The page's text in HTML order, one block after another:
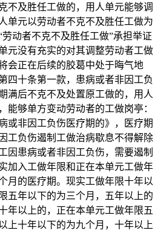
不及胜任工做的，用人单元能够调
单元以劳动者不克不及胜任工做为
动者不克不及胜任工做”承担举证
元没有充实的对其调整劳动者工做
会正在后续的胶葛中处于晦气地
四十条第一款，患病或者非因工负
满后不克不及处置原工做的，用人
能够单方变动劳动者的工做岗亭：
或非因工负伤医疗期的》，医疗期
工负伤遏制工做治病歇息不得解除
因患病或者非因工负伤，需要遏制
加入工做年限和正在本单元工做年
月的医疗期。现实工做年限十年以
五年以下的为三个月，五年以上的
年以上的，正在本单元工做年限五
上十年以下的为九个月，十年以上